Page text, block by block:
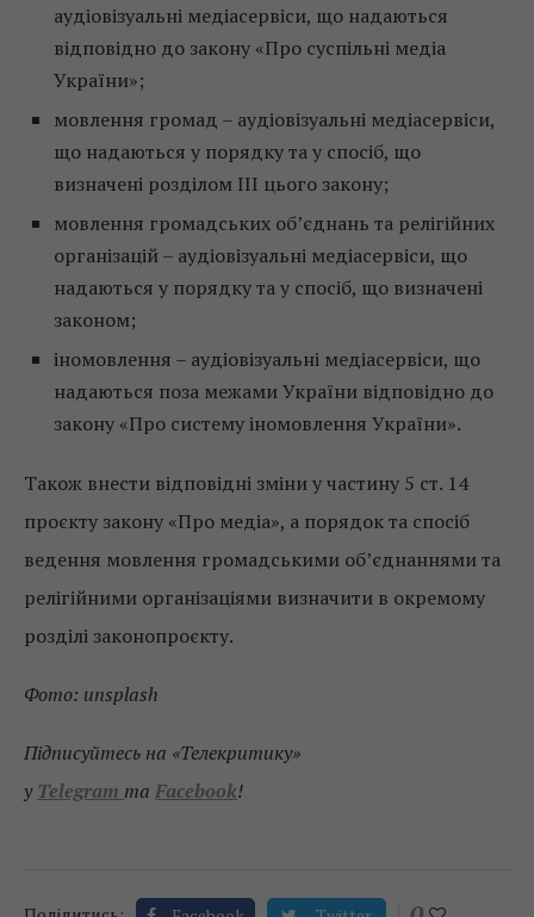
аудіовізуальні медіасервіси, що надаються
відповідно до закону «Про суспільні медіа
України»;
мовлення громад – аудіовізуальні медіасервіси,
що надаються у порядку та у спосіб, що
визначені розділом III цього закону;
мовлення громадських об’єднань та релігійних
організацій – аудіовізуальні медіасервіси, що
надаються у порядку та у спосіб, що визначені
законом;
іномовлення – аудіовізуальні медіасервіси, що
надаються поза межами України відповідно до
закону «Про систему іномовлення України».
Також внести відповідні зміни у частину 5 ст. 14
проєкту закону «Про медіа», а порядок та спосіб
ведення мовлення громадськими об’єднаннями та
релігійними організаціями визначити в окремому
розділі законопроєкту.
Фото: unsplash
Підписуйтесь на «Телекритику»
у Telegram та Facebook!